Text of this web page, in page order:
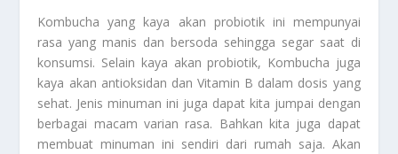
Kombucha yang kaya akan probiotik ini mempunyai
rasa yang manis dan bersoda sehingga segar saat di
konsumsi. Selain kaya akan probiotik, Kombucha juga
kaya akan antioksidan dan Vitamin B dalam dosis yang
sehat. Jenis minuman ini juga dapat kita jumpai dengan
berbagai macam varian rasa. Bahkan kita juga dapat
membuat minuman ini sendiri dari rumah saja. Akan